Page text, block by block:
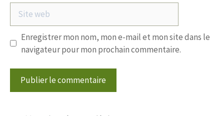
Site
web
Enregistrer mon nom, mon e-mail et mon site dans le
navigateur pour mon prochain commentaire.